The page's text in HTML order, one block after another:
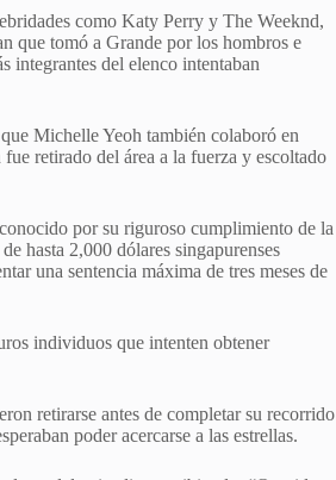
como Katy Perry y The Weeknd,
que tomó a Grande por los hombros e
integrantes del elenco intentaban
Michelle Yeoh también colaboró en
retirado del área a la fuerza y escoltado
por su riguroso cumplimiento de la
hasta 2,000 dólares singapurenses
una sentencia máxima de tres meses de
individuos que intenten obtener
retirarse antes de completar su recorrido
poder acercarse a las estrellas.